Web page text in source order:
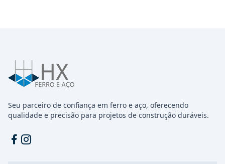
Seu parceiro de confiança em ferro e aço, oferecendo
qualidade e precisão para projetos de construção duráveis.
Facebook